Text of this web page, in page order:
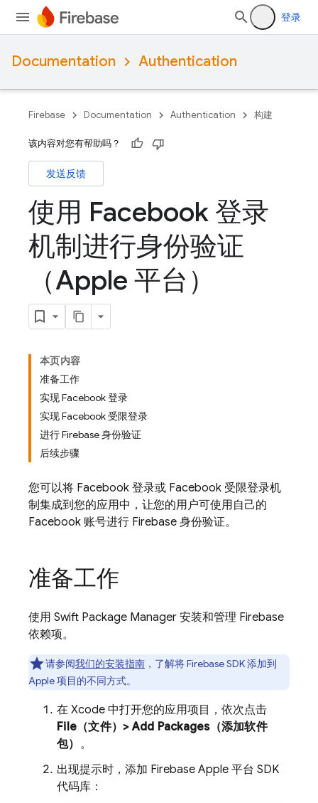
登录
Documentation Authentication
Firebase Documentation Authentication 构建
该内容对您有帮助吗？
发送反馈
使用 Facebook 登录
机制进行身份验证
（Apple 平台）
本页内容
准备工作
实现 Facebook 登录
实现 Facebook 受限登录
进行 Firebase 身份验证
后续步骤
您可以将 Facebook 登录或 Facebook 受限登录机
制集成到您的应用中，让您的用户可使用自己的
Facebook 账号进行 Firebase 身份验证。
准备工作
使用 Swift Package Manager 安装和管理 Firebase
依赖项。
请参阅我们的安装指南 ，了解将 Firebase SDK 添加到
Apple 项目的不同方式。
在 Xcode 中打开您的应用项目，依次点击
File（文件）> Add Packages（添加软件
包） 。
出现提示时，添加 Firebase Apple 平台 SDK
代码库：